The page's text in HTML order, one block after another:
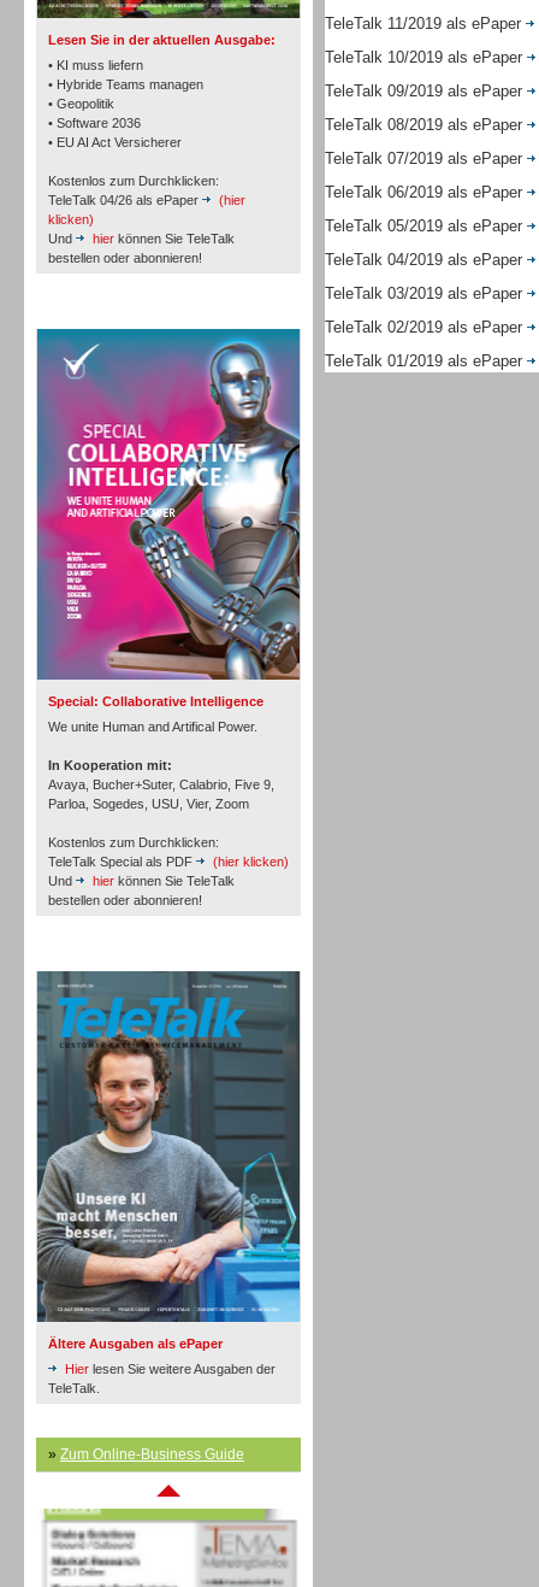
Lesen Sie in der aktuellen Ausgabe:
• KI muss liefern
• Hybride Teams managen
• Geopolitik
• Software 2036
• EU AI Act Versicherer
Kostenlos zum Durchklicken:
TeleTalk 04/26 als ePaper
(hier
klicken)
Und
hier können Sie TeleTalk
bestellen oder abonnieren!
Special: Collaborative Intelligence
We unite Human and Artifical Power.
In Kooperation mit:
Avaya, Bucher+Suter, Calabrio, Five 9,
Parloa, Sogedes, USU, Vier, Zoom
Kostenlos zum Durchklicken:
TeleTalk Special als PDF
(hier klicken)
Und
hier können Sie TeleTalk
bestellen oder abonnieren!
Ältere Ausgaben als ePaper
Hier lesen Sie weitere Ausgaben der
TeleTalk.
» Zum Online-Business Guide
Workforce-Management
Personal
Inbound
Inbound
Inbound
TeleTalk 11/2019 als ePaper
TeleTalk 10/2019 als ePaper
TeleTalk 09/2019 als ePaper
TeleTalk 08/2019 als ePaper
TeleTalk 07/2019 als ePaper
TeleTalk 06/2019 als ePaper
TeleTalk 05/2019 als ePaper
TeleTalk 04/2019 als ePaper
TeleTalk 03/2019 als ePaper
TeleTalk 02/2019 als ePaper
TeleTalk 01/2019 als ePaper